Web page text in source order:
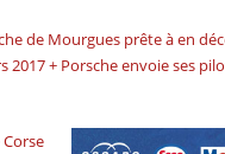
de Mourgues prête à en
2017 + Porsche envoie ses